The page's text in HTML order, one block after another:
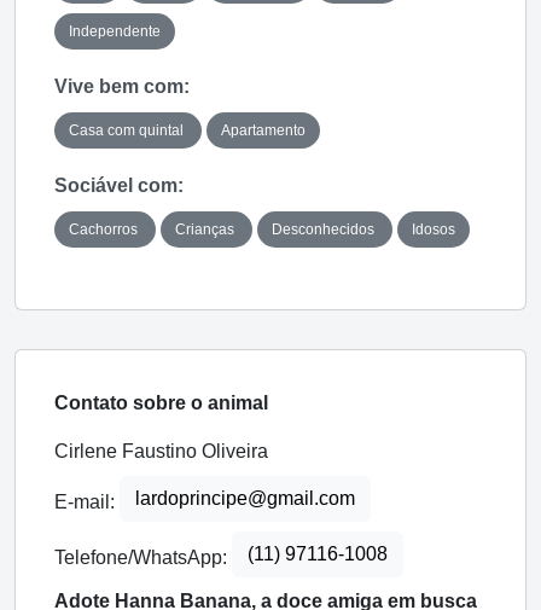
Independente
Vive bem com:
Casa com quintal Apartamento
Sociável com:
Cachorros Crianças Desconhecidos Idosos
Contato sobre o animal
Cirlene Faustino Oliveira
E-mail: lardoprincipe@gmail.com
Telefone/WhatsApp: (11) 97116-1008
Adote Hanna Banana, a doce amiga em busca